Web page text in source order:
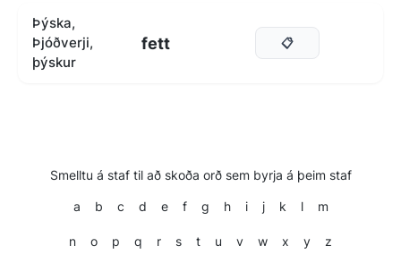
Þýska,
Þjóðverji,
þýskur
fett 📋
Smelltu á staf til að skoða orð sem byrja á þeim staf
a b c d e f g h i j k l m
n o p q r s t u v w x y z